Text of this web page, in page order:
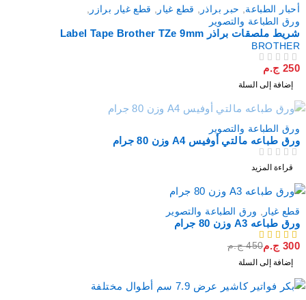
أحبار الطباعة, حبر براذر, قطع غيار, قطع غيار برازر,
ورق الطباعة والتصوير
شريط ملصقات براذر Label Tape Brother TZe 9mm
BROTHER
250 ج.م
إضافة إلى السلة
ورق الطباعة والتصوير
ورق طباعه مالتي أوفيس A4 وزن 80 جرام
قراءة المزيد
قطع غيار, ورق الطباعة والتصوير
ورق طباعه A3 وزن 80 جرام
450 ج.م 300 ج.م
إضافة إلى السلة